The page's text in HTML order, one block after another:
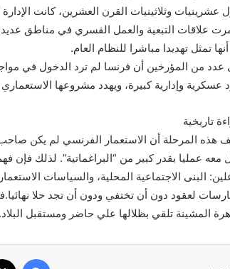
عشرينيات وثلاثينيات القرن العشرين، كانت
علاقات التبعية والعمل القسري في مناطق
تمثل تهديدا مباشرا للنظام العام.
عدد من المؤرخين أن فرنسا لم ترد الدخول في
عسكرية وإدارية كبيرة، ويهدد مشروعها الاستعماري
تاريخية
هذه المرحلة أن الاستعمار الفرنسي لم يكن صاحب
معه عمليا بقدر كبير من “البراغماتية”. لذلك
البنى الاجتماعية المحلية، والسياسات
لعقود دون أن تختفي ودون أن تجد حلا
المشينة تلقي بظلالها علي حاضر ومستقبل البلاد.